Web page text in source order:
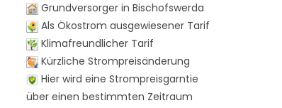
Grundversorger in Bischofswerda
Als Ökostrom ausgewiesener Tarif
Klimafreundlicher Tarif
Kürzliche Strompreisänderung
Hier wird eine Strompreisgarntie
über einen bestimmten Zeitraum